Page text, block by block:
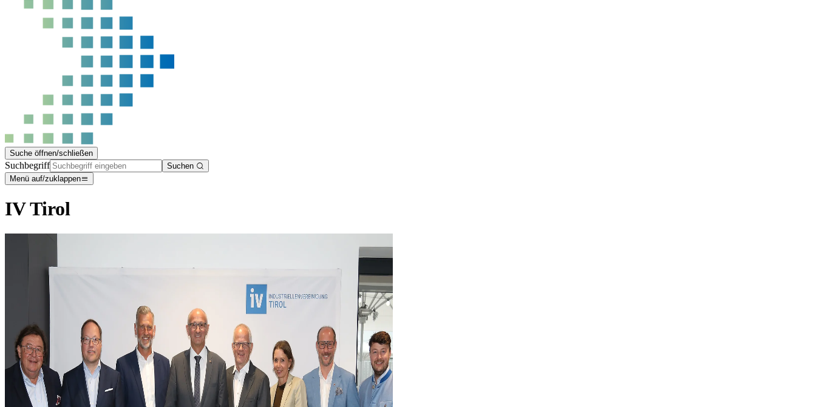
Suche öffnen/schließen
Suchbegriff
Suchen
Menü auf/zuklappen
IV Tirol